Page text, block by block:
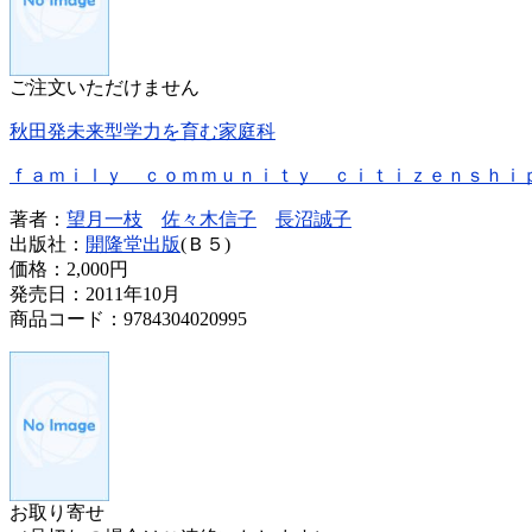
ご注文いただけません
秋田発未来型学力を育む家庭科
ｆａｍｉｌｙ ｃｏｍｍｕｎｉｔｙ ｃｉｔｉｚｅｎｓｈｉ
著者： 望月一枝 佐々木信子
長沼誠子
出版社： 開隆堂出版(Ｂ５)
価格： 2,000円
発売日：2011年10月
商品コード：9784304020995
お取り寄せ